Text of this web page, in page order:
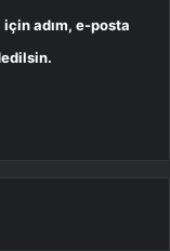
için adım, e-posta